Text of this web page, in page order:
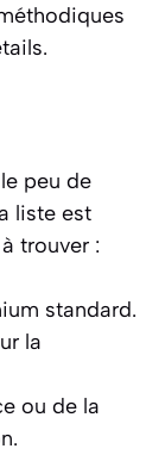
peu de
liste est
trouver :
standard.
la
ou de la